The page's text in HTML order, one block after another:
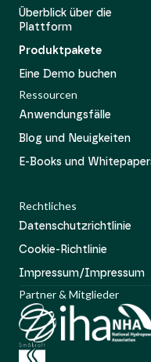
Überblick über die
Plattform
Produktpakete
Eine Demo buchen
Ressourcen
Anwendungsfälle
Blog und Neuigkeiten
E-Books und
Rechtliches
Datenschutzrichtlinie
Cookie-Richtlinie
Impressum/Impressum
Partner & Mitglieder